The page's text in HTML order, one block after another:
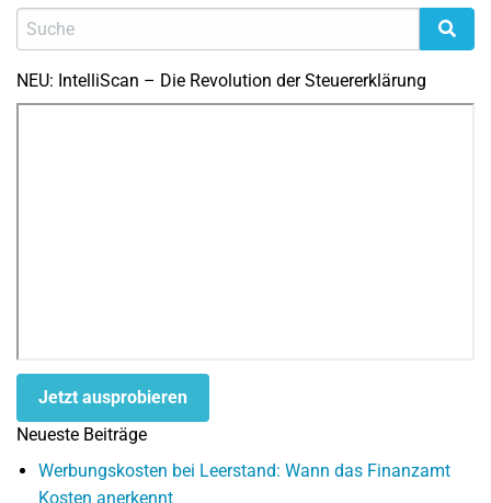
NEU: IntelliScan – Die Revolution der Steuererklärung
Jetzt ausprobieren
Neueste Beiträge
Werbungskosten bei Leerstand: Wann das Finanzamt
Kosten anerkennt